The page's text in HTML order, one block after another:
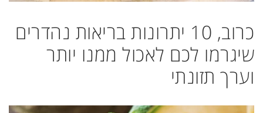
כרוב, 10 יתרונות בריאות נהדרים
שיגרמו לכם לאכול ממנו יותר
וערך תזונתי